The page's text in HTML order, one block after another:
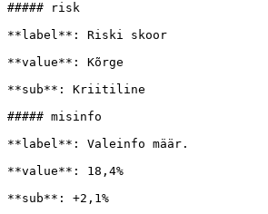
##### risk
**label**: Riski skoor
**value**: Kõrge
**sub**: Kriitiline
##### misinfo
**label**: Valeinfo määr.
**value**: 18,4%
**sub**: +2,1%